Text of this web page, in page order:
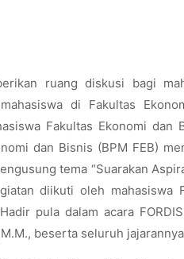
ruang diskusi bagi
di Fakultas
Fakultas Ekonomi dan
dan Bisnis (BPM FEB)
tema “Suarakan
diikuti oleh mahasiswa
pula dalam acara
beserta seluruh